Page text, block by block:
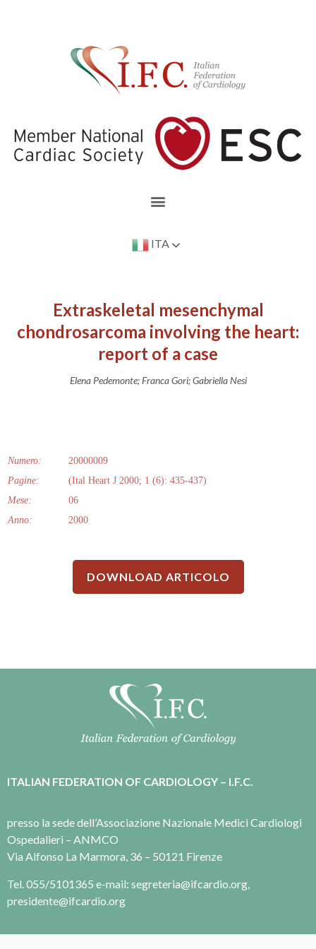
ITA
Extraskeletal mesenchymal
chondrosarcoma involving the heart:
report of a case
Elena Pedemonte; Franca Gori; Gabriella Nesi
Numero:
20000009
Pagine:
(Ital Heart J 2000; 1 (6): 435-437)
Mese:
06
Anno:
2000
DOWNLOAD ARTICOLO
ITALIAN FEDERATION OF CARDIOLOGY – I.F.C.
presso la sede dell’Associazione Nazionale Medici Cardiologi
Ospedalieri – ANMCO
Via Alfonso La Marmora, 36 – 50121 Firenze
Tel. 055/5101365 e-mail: segreteria@ifcardio.org,
presidente@ifcardio.org